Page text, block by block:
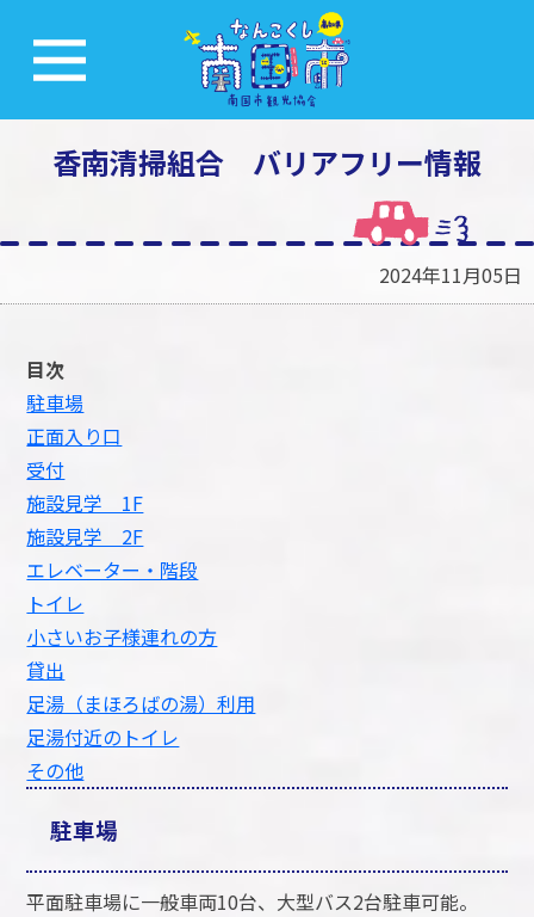
香南清掃組合 バリアフリー情報
2024年11月05日
目次
駐車場
正面入り口
受付
施設見学 1F
施設見学 2F
エレベーター・階段
トイレ
小さいお子様連れの方
貸出
足湯（まほろばの湯）利用
足湯付近のトイレ
その他
駐車場
平面駐車場に一般車両10台、大型バス2台駐車可能。